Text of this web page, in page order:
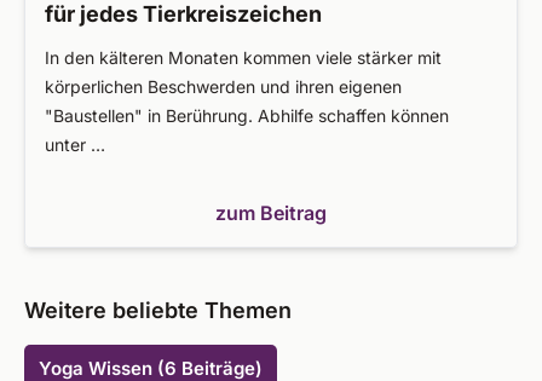
für jedes Tierkreiszeichen
In den kälteren Monaten kommen viele stärker mit
körperlichen Beschwerden und ihren eigenen
"Baustellen" in Berührung. Abhilfe schaffen können
unter …
zum Beitrag
Weitere beliebte Themen
Yoga Wissen (6 Beiträge)